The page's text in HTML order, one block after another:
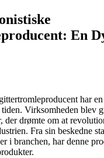
En
har
Virksomheden blev
der drømte om at
Fra sin beskedne
i branchen, har denne